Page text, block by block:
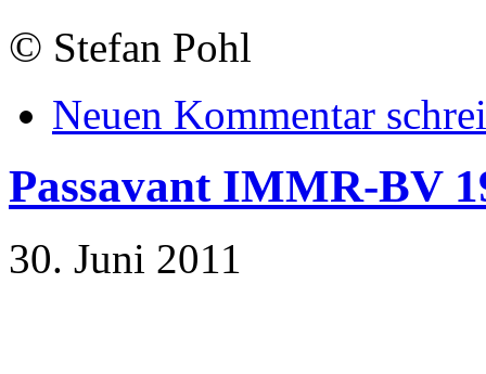
© Stefan Pohl
Neuen Kommentar
Passavant IMMR-BV
30. Juni 2011